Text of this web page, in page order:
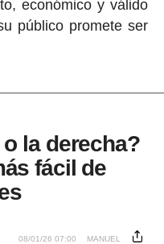
económico y válido
público promete ser
la derecha?
fácil de
08/01/26 07:00 MANUEL